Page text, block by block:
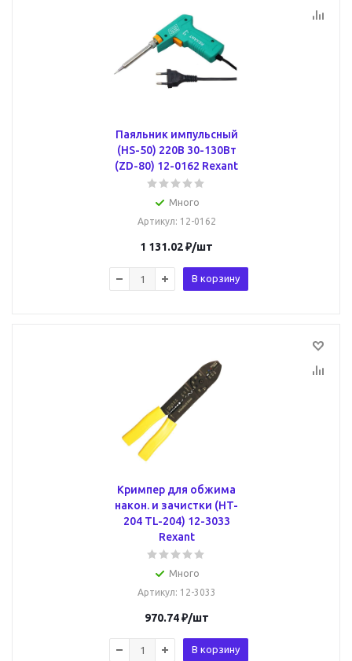
Паяльник импульсный
(HS-50) 220В 30-130Вт
(ZD-80) 12-0162 Rexant
Много
Артикул: 12-0162
1 131.02₽/шт
В корзину
Кримпер для обжима
након. и зачистки (HT-
204 TL-204) 12-3033
Rexant
Много
Артикул: 12-3033
970.74₽/шт
В корзину